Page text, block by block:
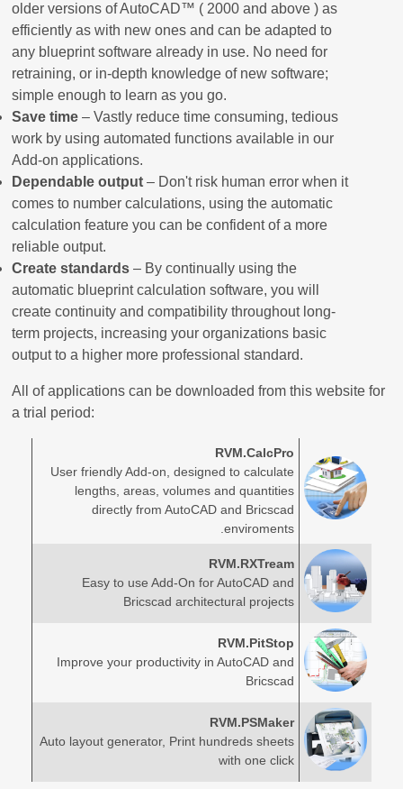
older versions of AutoCAD™ ( 2000 and above ) as
efficiently as with new ones and can be adapted to
any blueprint software already in use. No need for
retraining, or in-depth knowledge of new software;
simple enough to learn as you go.
Save time – Vastly reduce time consuming, tedious
work by using automated functions available in our
Add-on applications.
Dependable output – Don't risk human error when it
comes to number calculations, using the automatic
calculation feature you can be confident of a more
reliable output.
Create standards – By continually using the
automatic blueprint calculation software, you will
create continuity and compatibility throughout long-
term projects, increasing your organizations basic
output to a higher more professional standard.
All of applications can be downloaded from this website for
a trial period:
RVM.CalcPro
User friendly Add-on, designed to calculate
lengths, areas, volumes and quantities
directly from AutoCAD and Bricscad
enviroments.
RVM.RXTream
Easy to use Add-On for AutoCAD and
Bricscad architectural projects
RVM.PitStop
Improve your productivity in AutoCAD and
Bricscad
RVM.PSMaker
Auto layout generator, Print hundreds sheets
with one click